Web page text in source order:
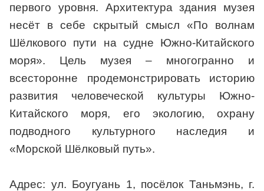
первого уровня. Архитектура здания музея
несёт в себе скрытый смысл «По волнам
Шёлкового пути на судне Южно-Китайского
моря». Цель музея – многогранно и
всесторонне продемонстрировать историю
развития человеческой культуры Южно-
Китайского моря, его экологию, охрану
подводного культурного наследия и
«Морской Шёлковый путь».
Адрес: ул. Боугуань 1, посёлок Таньмэнь, г.